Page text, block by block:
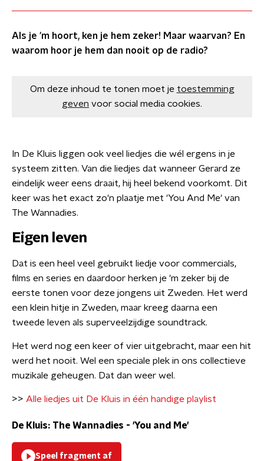
Als je 'm hoort, ken je hem zeker! Maar waarvan? En
waarom hoor je hem dan nooit op de radio?
Om deze inhoud te tonen moet je toestemming
geven voor social media cookies.
In De Kluis liggen ook veel liedjes die wél ergens in je
systeem zitten. Van die liedjes dat wanneer Gerard ze
eindelijk weer eens draait, hij heel bekend voorkomt. Dit
keer was het exact zo'n plaatje met 'You And Me' van
The Wannadies.
Eigen leven
Dat is een heel veel gebruikt liedje voor commercials,
films en series en daardoor herken je 'm zeker bij de
eerste tonen voor deze jongens uit Zweden. Het werd
een klein hitje in Zweden, maar kreeg daarna een
tweede leven als superveelzijdige soundtrack.
Het werd nog een keer of vier uitgebracht, maar een hit
werd het nooit. Wel een speciale plek in ons collectieve
muzikale geheugen. Dat dan weer wel.
>> Alle liedjes uit De Kluis in één handige playlist
De Kluis: The Wannadies - 'You and Me'
Speel fragment af